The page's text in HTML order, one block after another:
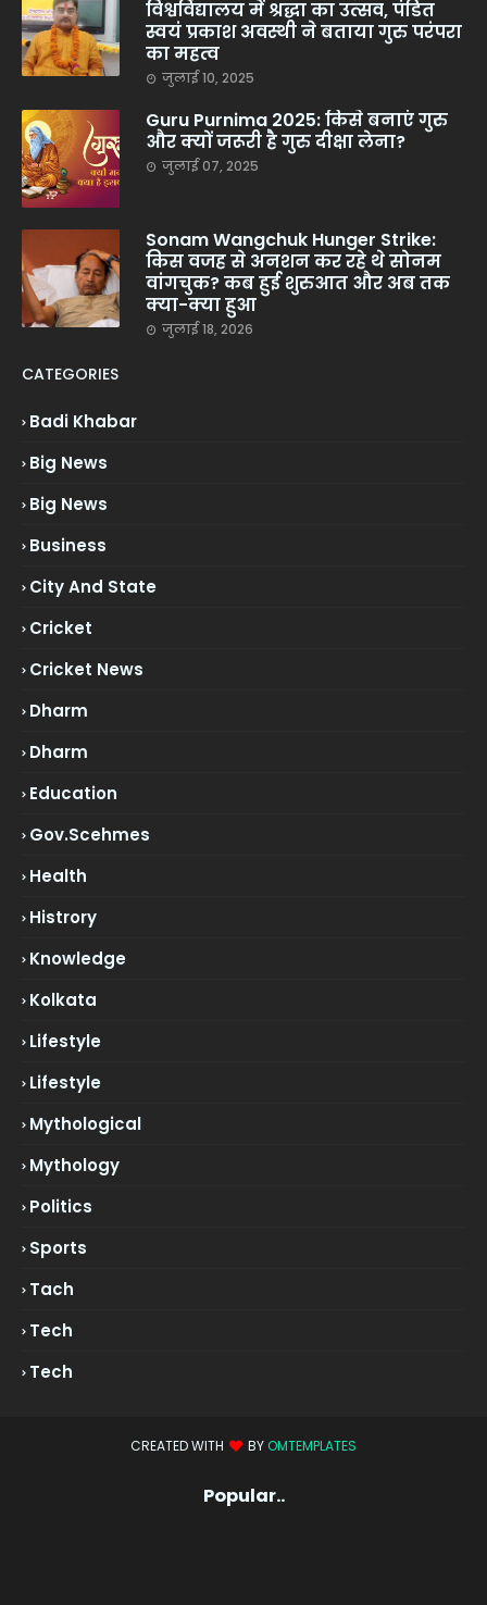
विश्वविद्यालय में श्रद्धा का उत्सव, पंडित
स्वयं प्रकाश अवस्थी ने बताया गुरु परंपरा
का महत्व
जुलाई 10, 2025
Guru Purnima 2025: किसे बनाएं गुरु
और क्यों जरूरी है गुरु दीक्षा लेना?
जुलाई 07, 2025
Sonam Wangchuk Hunger Strike:
किस वजह से अनशन कर रहे थे सोनम
वांगचुक? कब हुई शुरुआत और अब तक
क्या-क्या हुआ
जुलाई 18, 2026
CATEGORIES
Badi Khabar
Big News
Big News
Business
City And State
Cricket
Cricket News
Dharm
Dharm
Education
Gov.scehmes
Health
Histrory
Knowledge
Kolkata
Lifestyle
Lifestyle
Mythological
Mythology
Politics
Sports
Tach
Tech
Tech
CREATED WITH BY OMTEMPLATES
Popular..